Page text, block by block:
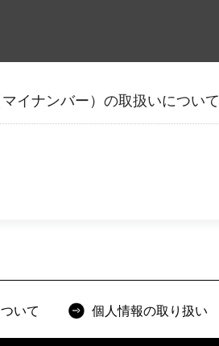
イナンバー）の取扱いについて
いて 個人情報の取り扱い